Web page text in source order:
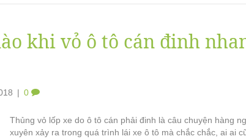
khi vỏ ô tô cán đinh
| 0
Thủng vỏ lốp xe do ô tô cán phải đinh là câu chuyện hàng
xuyên xảy ra trong quá trình lái xe ô tô mà chắc chắc, ai ai